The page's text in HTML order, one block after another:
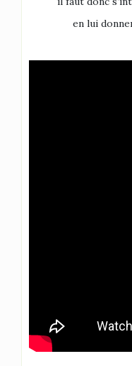
en lui